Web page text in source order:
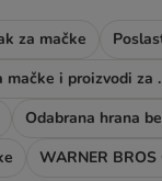
za mačke
WC za
Odabrana hrana
WARNER BROS